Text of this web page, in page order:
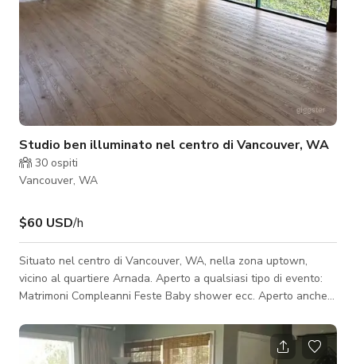
Studio ben illuminato nel centro di Vancouver, WA
30 ospiti
Vancouver, WA
$60 USD/h
Situato nel centro di Vancouver, WA, nella zona uptown,
vicino al quartiere Arnada. Aperto a qualsiasi tipo di evento:
Matrimoni Compleanni Feste Baby shower ecc. Aperto anche a
illuminato per un'esperienza migliore. Facci sapere cosa ti
serve, così possiamo allestirlo!